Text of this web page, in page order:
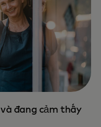
đang cảm thấy